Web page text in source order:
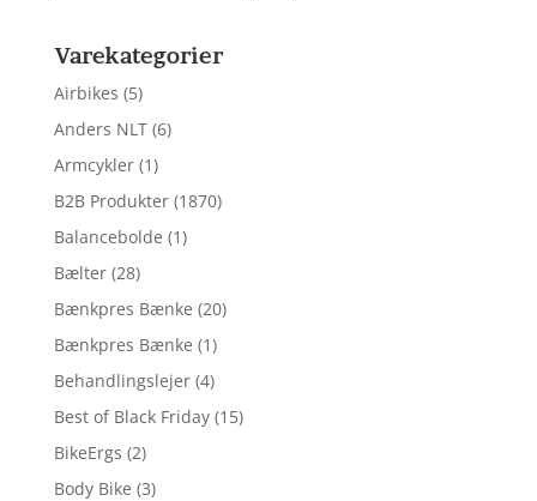
Varekategorier
Airbikes (5)
Anders NLT (6)
Armcykler (1)
B2B Produkter (1870)
Balancebolde (1)
Bælter (28)
Bænkpres Bænke (20)
Bænkpres Bænke (1)
Behandlingslejer (4)
Best of Black Friday (15)
BikeErgs (2)
Body Bike (3)